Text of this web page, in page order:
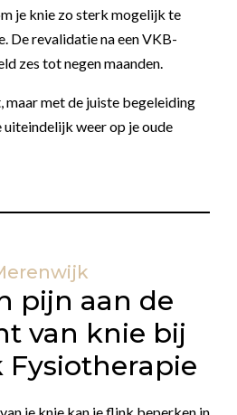
je knie zo sterk mogelijk te
De revalidatie na een VKB-
zes tot negen maanden.
met de juiste begeleiding
uiteindelijk weer op je oude
pijn aan de
van knie bij
Fysiotherapie